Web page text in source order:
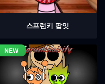
스프런키 팝잇